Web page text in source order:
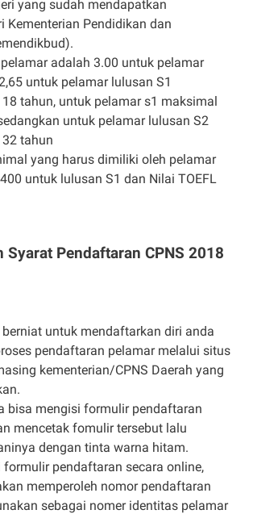
yang sudah mendapatkan
Kementerian Pendidikan dan
adalah 3.00 untuk pelamar
untuk pelamar lulusan S1
tahun, untuk pelamar s1 maksimal
untuk pelamar lulusan S2
tahun
yang harus dimiliki oleh pelamar
untuk lulusan S1 dan Nilai TOEFL
Syarat Pendaftaran CPNS 2018
untuk mendaftarkan diri anda
pendaftaran pelamar melalui situs
kementerian/CPNS Daerah yang
bisa mengisi formulir pendaftaran
mencetak fomulir tersebut lalu
dengan tinta warna hitam.
formulir pendaftaran secara online,
memperoleh nomor pendaftaran
sebagai nomer identitas pelamar